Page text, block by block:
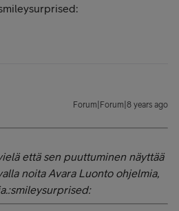
Forum|Forum|8 years ago
että sen puuttuminen näyttää
noita Avara Luonto ohjelmia,